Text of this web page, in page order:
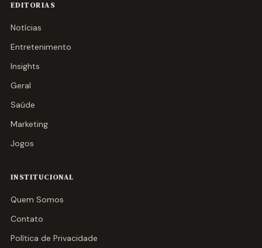
EDITORIAS
Notícias
Entretenimento
Insights
Geral
Saúde
Marketing
Jogos
INSTITUCIONAL
Quem Somos
Contato
Política de Privacidade